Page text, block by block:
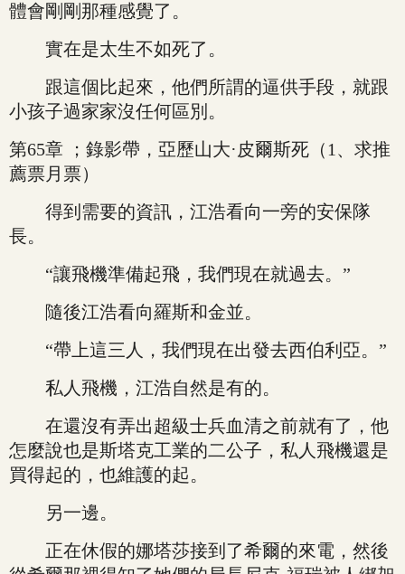
體會剛剛那種感覺了。
實在是太生不如死了。
跟這個比起來，他們所謂的逼供手段，就跟
小孩子過家家沒任何區別。
第65章 ；錄影帶，亞歷山大·皮爾斯死（1、求推
薦票月票）
得到需要的資訊，江浩看向一旁的安保隊
長。
“讓飛機準備起飛，我們現在就過去。”
隨後江浩看向羅斯和金並。
“帶上這三人，我們現在出發去西伯利亞。”
私人飛機，江浩自然是有的。
在還沒有弄出超級士兵血清之前就有了，他
怎麼說也是斯塔克工業的二公子，私人飛機還是
買得起的，也維護的起。
另一邊。
正在休假的娜塔莎接到了希爾的來電，然後